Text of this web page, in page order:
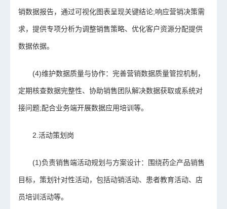
销数据报告，通过可视化图表呈现关键结论;响应营销决策需
求，提供专项分析为调整销售策略、优化客户资源分配提供
数据依据。
(4)维护数据质量与协作：完善营销数据质量管控机制，
定期核查数据完整性、协助销售团队解决数据获取或系统对
接问题;配合业务端开展数据应用培训等。
2.活动策划岗
(1)负责销售端活动规划与方案设计：围绕药企产品销售
目标，策划针对性活动，包括动销活动、患者教育活动、店
员培训活动等。